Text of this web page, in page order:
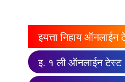
इयत्ता निहाय ऑनलाईन
इ. १ ली ऑनलाईन टेस्ट